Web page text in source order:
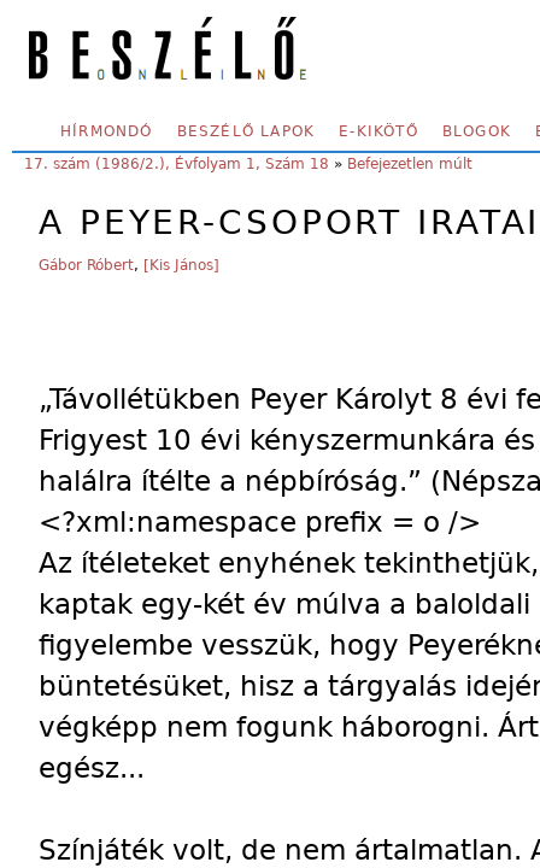
SECONDARY MENU
HÍRMONDÓ BESZÉLŐ LAPOK E-KIKÖTŐ BLOGOK
YOU ARE HERE:
17. szám (1986/2.), Évfolyam 1, Szám 18 » Befejezetlen múlt
A PEYER-CSOPORT
Gábor Róbert, [Kis János]
„Távollétükben Peyer Károlyt 8 évi
Frigyest 10 évi kényszermunkára
halálra ítélte a népbíróság.”
<?xml:namespace prefix = o />
Az ítéleteket enyhének
kaptak egy-két év múlva a
figyelembe vesszük, hogy
büntetésüket, hisz a tárgyalás
végképp nem fogunk háborogni.
egész...
Színjáték volt, de nem ártalmatlan.